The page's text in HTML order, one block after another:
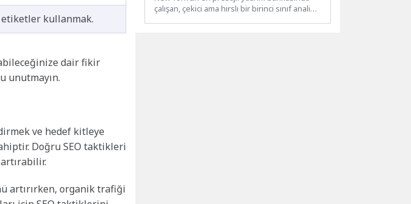
etiketler kullanmak.
dair fikir
unutmayın.
ve hedef kitleye
Doğru SEO taktikleri
artırırken, organik trafiği
çalışan, çekici ama hırslı bir birinci sınıf analist